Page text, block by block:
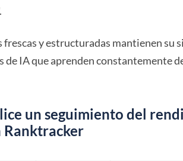
frescas y estructuradas mantienen su
de IA que aprenden constantemente
un seguimiento del
Ranktracker